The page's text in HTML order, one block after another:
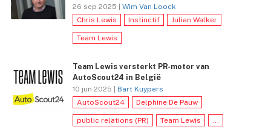
26 sep 2025 | Wim Van Loock
Chris Lewis
Instinctif Julian Walker
Team Lewis
Team Lewis versterkt PR-motor van
AutoScout24 in België
10 jun 2025 | Bart Kuypers
AutoScout24
Delphine De Pauw
public relations (PR) Team Lewis